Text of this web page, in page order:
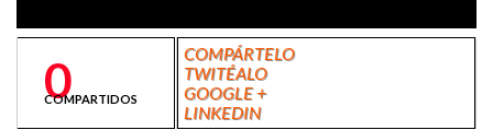
COMPÁRTELO
TWITÉALO
GOOGLE +
LINKEDIN
0
COMPARTIDOS